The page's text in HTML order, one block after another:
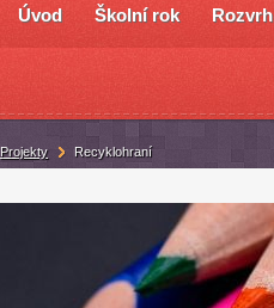
Úvod Školní rok
Projekty Recyklohraní